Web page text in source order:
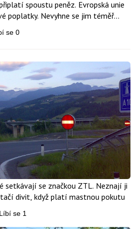
spoustu peněz. Evropská unie
poplatky. Nevyhne se jim téměř
setkávají se značkou ZTL. Neznají ji
divit, když platí mastnou pokutu